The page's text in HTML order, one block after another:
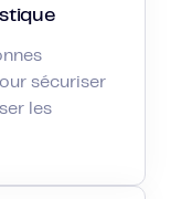
sécuriser
les